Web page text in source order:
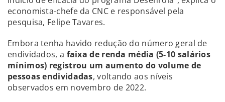
economista-chefe da CNC e responsável pela
pesquisa, Felipe Tavares.
Embora tenha havido redução do número geral de
endividados, a faixa de renda média (5-10 salários
mínimos) registrou um aumento do volume de
pessoas endividadas, voltando aos níveis
observados em novembro de 2022.